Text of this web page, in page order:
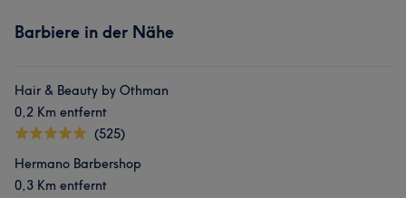
Barbiere in der Nähe
Hair & Beauty by Othman
0,2 Km entfernt
(525)
Hermano Barbershop
0,3 Km entfernt